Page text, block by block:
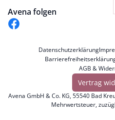
Avena folgen
Datenschutzerklärung
AGB &
Vertrag
Avena GmbH & Co. KG, 55540 Bad
Mehrwertsteuer,